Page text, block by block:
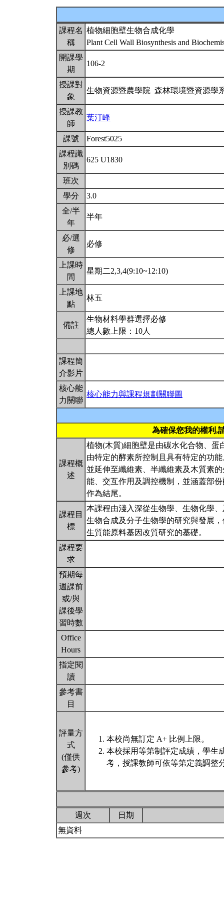
課程名
稱
植物細胞壁生物合成化學
Plant Cell Wall Biosynthesis and
開課學
期
106-2
授課對
象
生物資源暨農學院 森林環境暨資源學
授課教
師
葉汀峰
課號
Forest5025
課程識
別碼
625 U1830
班次
學分
3.0
全/半
年
半年
必/選
修
必修
上課時
間
星期二2,3,4(9:10~12:10)
上課地
點
林五
備註
生物材料學群選擇必修
總人數上限：10人
課程簡
介影片
核心能
力關聯
核心能力與課程規劃關聯圖
為確保您我的權利,
課程概
述
植物(木質)細胞壁是由碳水化合物、
由特定的酵素所控制且具有特定的功
並延伸至纖維素、半纖維素及木質素
能、交互作用及調控機制，並涵蓋部
作為結尾。
課程目
標
本課程由淺入深從生物學、生物化學
生物合成及分子生物學的研究與發展
生質能原料基因改質研究的基礎。
課程要
求
預期每
週課前
或/與
課後學
習時數
Office
Hours
指定閱
讀
參考書
目
評量方
式
(僅供
參考)
本校尚無訂定 A+ 比例上限。
本校採用等第制評定成績，學生
考，授課教師可依等第定義調整
週次
日期
無資料